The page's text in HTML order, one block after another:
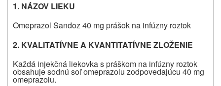
1. NÁZOV LIEKU
Omeprazol Sandoz 40 mg prášok na infúzny roztok
2. KVALITATÍVNE A KVANTITATÍVNE ZLOŽENIE
Každá injekčná liekovka s práškom na infúzny roztok
obsahuje sodnú soľ omeprazolu zodpovedajúcu 40 mg
omeprazolu.